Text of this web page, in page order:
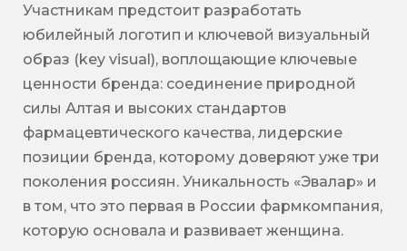
Участникам предстоит разработать
юбилейный логотип и ключевой визуальный
образ (key visual), воплощающие ключевые
ценности бренда: соединение природной
силы Алтая и высоких стандартов
фармацевтического качества, лидерские
позиции бренда, которому доверяют уже три
поколения россиян. Уникальность «Эвалар» и
в том, что это первая в России фармкомпания,
которую основала и развивает женщина.